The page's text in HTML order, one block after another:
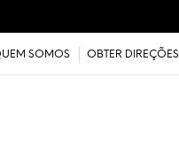
SOMOS OBTER DIREÇÕES